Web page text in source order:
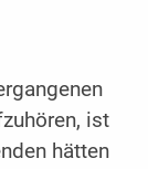
ist
hätten